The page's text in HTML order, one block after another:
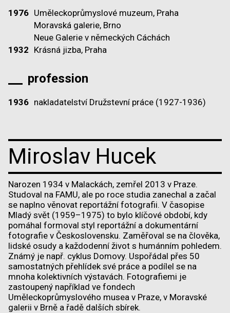
1976 Uměleckoprůmyslové muzeum, Praha
Moravská galerie, Brno
Neue Galerie v německých Cáchách
1932 Krásná jizba, Praha
profession
1936 nakladatelství Družstevní práce (1927-1936)
Miroslav Hucek
Narozen 1934 v Malackách, zemřel 2013 v Praze.
Studoval na FAMU, ale po roce studia zanechal a začal
se naplno věnovat reportážní fotografii. V časopise
Mladý svět (1959–1975) to bylo klíčové období, kdy
pomáhal formoval styl reportážní a dokumentární
fotografie v Československu. Zaměřoval se na člověka,
lidské osudy a každodenní život s humánním pohledem.
Známý je např. cyklus Domovy. Uspořádal přes 50
samostatných přehlídek své práce a podílel se na
mnoha kolektivních výstavách. Fotografiemi je
zastoupený například ve fondech
Uměleckoprůmyslového musea v Praze, v Moravské
galerii v Brně a řadě dalších sbírek.